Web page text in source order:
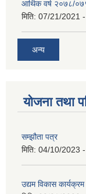
आर्थिक वर्ष २०७८/
मिति: 07/21/2021
अन्य
योजना तथा
सम्झौता पत्र
मिति: 04/10/2023
उद्यम विकास कार्यक्रम